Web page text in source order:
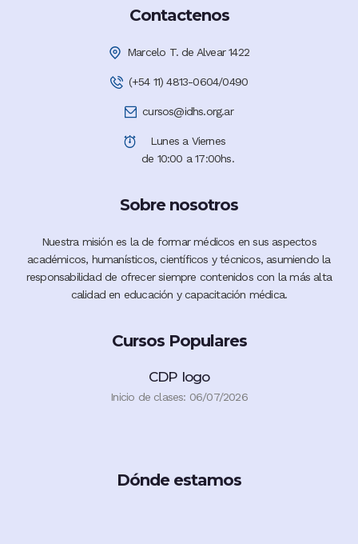
Contactenos
Marcelo T. de Alvear 1422
(+54 11) 4813-0604/0490
cursos@idhs.org.ar
Lunes a Viernes
de 10:00 a 17:00hs.
Sobre nosotros
Nuestra misión es la de formar médicos en sus aspectos
académicos, humanísticos, científicos y técnicos, asumiendo la
responsabilidad de ofrecer siempre contenidos con la más alta
calidad en educación y capacitación médica.
Cursos Populares
CDP logo
Inicio de clases: 06/07/2026
Dónde estamos